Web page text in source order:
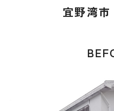
宜野湾